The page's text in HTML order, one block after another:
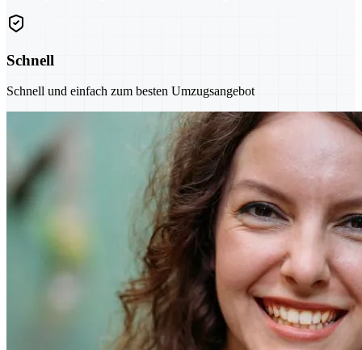
Schnell
Schnell und einfach zum besten Umzugsangebot